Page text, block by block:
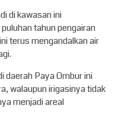
di kawasan ini
tahun pengairan
terus mengandalkan air
daerah Paya Ombur ini
walaupun irigasinya tidak
menjadi areal